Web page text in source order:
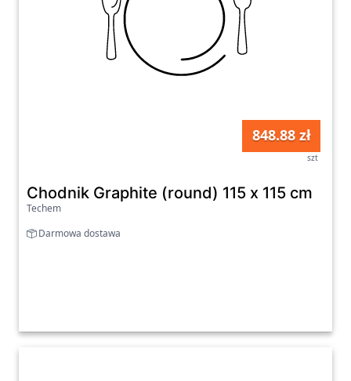
848.88 zł
szt
Chodnik Graphite (round) 115 x 115 cm
Techem
Darmowa dostawa